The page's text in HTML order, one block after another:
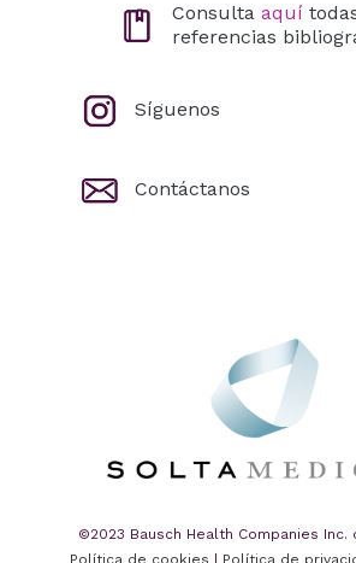
Consulta aquí
referencias
Síguenos
Contáctanos
©2023 Bausch Health Companies
Política de cookies
Política de